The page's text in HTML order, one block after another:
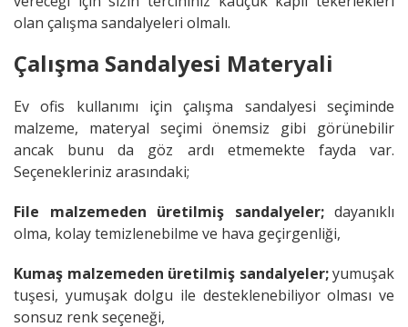
olan çalışma sandalyeleri olmalı.
Çalışma Sandalyesi Materyali
Ev ofis kullanımı için çalışma sandalyesi seçiminde
malzeme, materyal seçimi önemsiz gibi görünebilir
ancak bunu da göz ardı etmemekte fayda var.
Seçenekleriniz arasındaki;
File malzemeden üretilmiş sandalyeler;dayanıklı
olma, kolay temizlenebilme ve hava geçirgenliği,
Kumaş malzemeden üretilmiş sandalyeler;yumuşak
tuşesi, yumuşak dolgu ile desteklenebiliyor olması ve
sonsuz renk seçeneği,